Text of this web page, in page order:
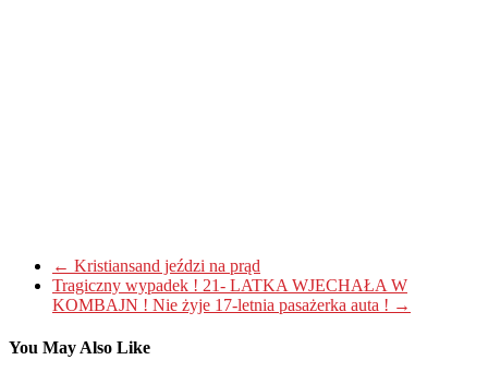
← Kristiansand jeździ na prąd
Tragiczny wypadek ! 21- LATKA WJECHAŁA W
KOMBAJN ! Nie żyje 17-letnia pasażerka auta ! →
You May Also Like